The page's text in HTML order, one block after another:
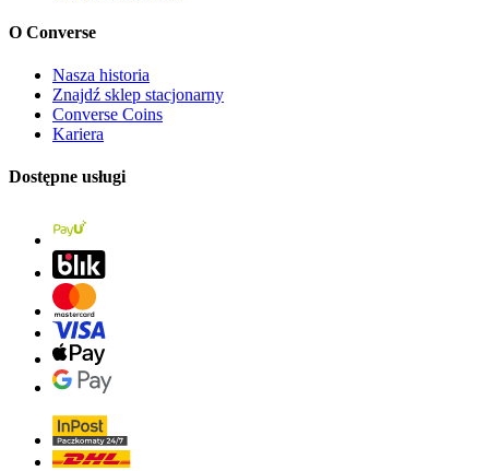
O Converse
Nasza historia
Znajdź sklep stacjonarny
Converse Coins
Kariera
Dostępne usługi